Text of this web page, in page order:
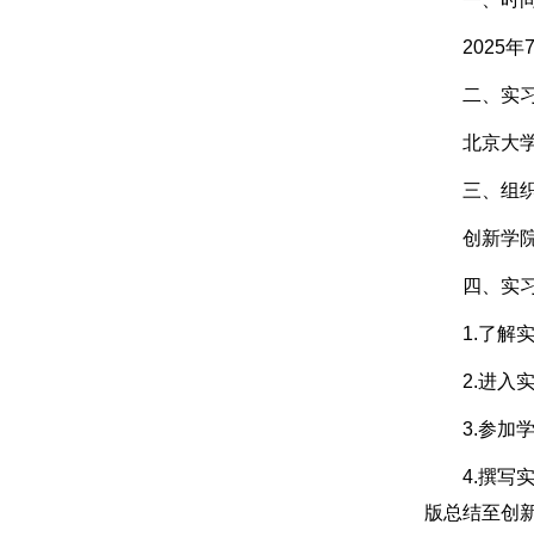
2025年7
二、实习
北京大学
三、组织
创新学院
四、实习
1.了解实
2.进入实
3.参加学
4.撰写实
版总结至创